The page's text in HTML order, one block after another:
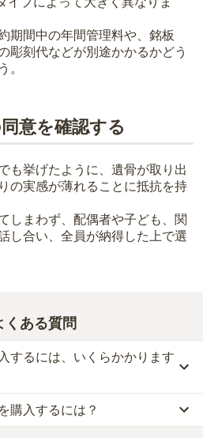
期間中の年間管理料や、銘板
彫刻代などが別途かかるかどう
。
意を確認する
も挙げたように、遺骨が取り出
の実感が薄れることに抵抗を持
しまわず、配偶者や子ども、関
し合い、全員が納得した上で選
くある質問
するには、いくらかかります
、永代供養墓が約23万円
、基本的に墓石代がかからず、永代
購入するには？